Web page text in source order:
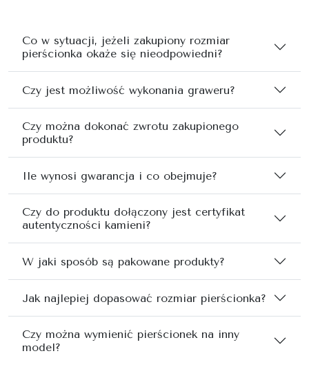
Co w sytuacji, jeżeli zakupiony rozmiar
pierścionka okaże się nieodpowiedni?
Czy jest możliwość wykonania graweru?
Czy można dokonać zwrotu zakupionego
produktu?
Ile wynosi gwarancja i co obejmuje?
Czy do produktu dołączony jest certyfikat
autentyczności kamieni?
W jaki sposób są pakowane produkty?
Jak najlepiej dopasować rozmiar pierścionka?
Czy można wymienić pierścionek na inny
model?